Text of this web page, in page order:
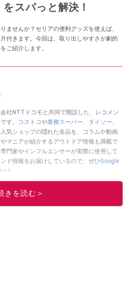
スパっと解決！
ませんか？セリアの便利グッズを使えば、
付きます。今回は、取り出しやすさが劇的
ご紹介します。
社NTTドコモと共同で開設した、レコメン
す。
コストコや業務スーパー、 ダイソー、
気ショップの隠れた名品を、コラムや動画
マニアが紹介するアウトドア情報も満載で
門家やインフルエンサーが実際に使用して
ド情報をお届けしているので、ぜひGoogle
！
きを読む＞